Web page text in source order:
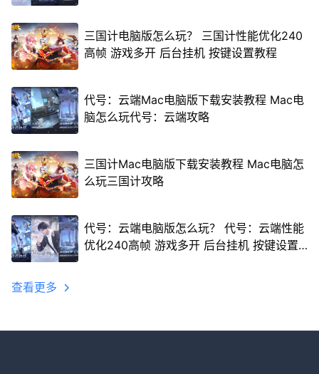
三国计电脑版怎么玩？ 三国计性能优化240
高帧 游戏多开 后台挂机 按键设置教程
代号：云端Mac电脑版下载安装教程 Mac电
脑怎么玩代号：云端攻略
三国计Mac电脑版下载安装教程 Mac电脑怎
么玩三国计攻略
代号：云端电脑版怎么玩？ 代号：云端性能
优化240高帧 游戏多开 后台挂机 按键设置
查看更多